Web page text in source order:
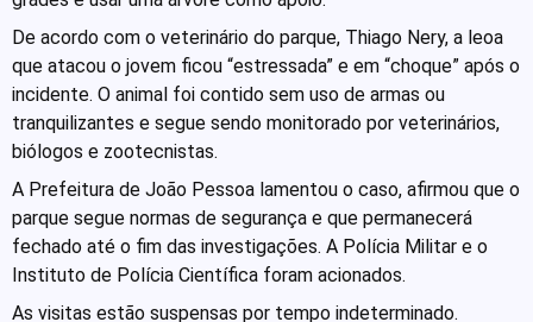
De acordo com o veterinário do parque, Thiago Nery, a leoa
que atacou o jovem ficou “estressada” e em “choque” após o
incidente. O animal foi contido sem uso de armas ou
tranquilizantes e segue sendo monitorado por veterinários,
biólogos e zootecnistas.
A Prefeitura de João Pessoa lamentou o caso, afirmou que o
parque segue normas de segurança e que permanecerá
fechado até o fim das investigações. A Polícia Militar e o
Instituto de Polícia Científica foram acionados.
As visitas estão suspensas por tempo indeterminado.